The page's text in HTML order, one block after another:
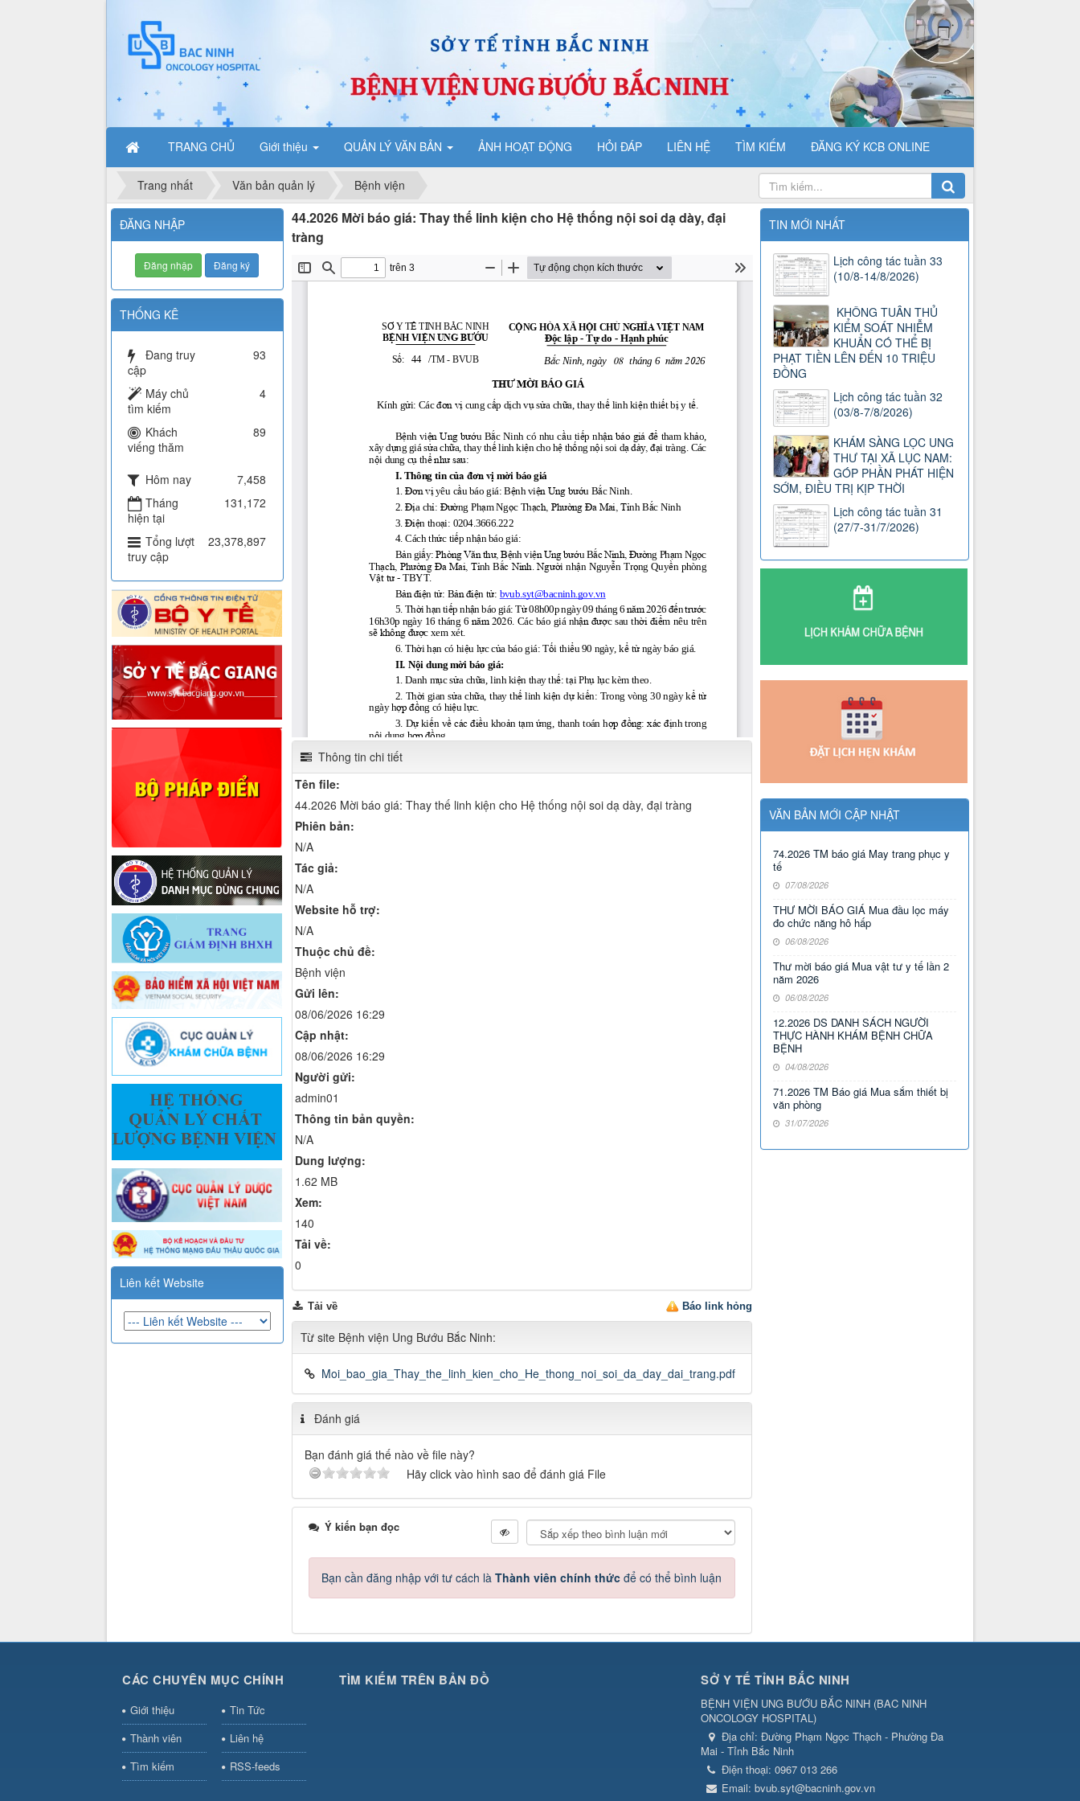
TRANG CHỦ Giới thiệu QUẢN LÝ VĂN BẢN ẢNH HOẠT ĐỘNG HỎI ĐÁP LIÊN HỆ TÌM KIẾM ĐĂNG KÝ KCB ONLINE
Trang nhất Văn bản quản lý Bệnh viện
44.2026 Mời báo giá: Thay thế linh kiện cho Hệ thống nội soi dạ dày, đại
tràng
Thông tin chi tiết
Tên file:
44.2026 Mời báo giá: Thay thế linh kiện cho Hệ thống nội soi dạ dày, đại tràng
Phiên bản:
N/A
Tác giả:
N/A
Website hỗ trợ:
N/A
Thuộc chủ đề:
Bệnh viện
Gửi lên:
08/06/2026 16:29
Cập nhật:
08/06/2026 16:29
Người gửi:
admin01
Thông tin bản quyền:
N/A
Dung lượng:
1.62 MB
Xem:
140
Tải về:
0
Báo link hỏng
Tải về
Từ site Bệnh viện Ung Bướu Bắc Ninh:
Moi_bao_gia_Thay_the_linh_kien_cho_He_thong_noi_soi_da_day_dai_trang.pdf
Đánh giá
Bạn đánh giá thế nào về file này?
Hãy click vào hình sao để đánh giá File
Ý kiến bạn đọc
Bạn cần đăng nhập với tư cách là Thành viên chính thứcđể có thể bình luận
TIN MỚI NHẤT
Lịch công tác tuần 33
(10/8-14/8/2026)
KHÔNG TUÂN THỦ
KIỂM SOÁT NHIỄM
KHUẨN CÓ THỂ BỊ
PHẠT TIỀN LÊN ĐẾN 10 TRIỆU
ĐỒNG
Lịch công tác tuần 32
(03/8-7/8/2026)
KHÁM SÀNG LỌC UNG
THƯ TẠI XÃ LỤC NAM:
GÓP PHẦN PHÁT HIỆN
SỚM, ĐIỀU TRỊ KỊP THỜI
Lịch công tác tuần 31
(27/7-31/7/2026)
VĂN BẢN MỚI CẬP NHẬT
74.2026 TM báo giá May trang phục y
tế
07/08/2026
THƯ MỜI BÁO GIÁ Mua đầu lọc máy
đo chức năng hô hấp
06/08/2026
Thư mời báo giá Mua vật tư y tế lần 2
năm 2026
06/08/2026
12.2026 DS DANH SÁCH NGƯỜI
THỰC HÀNH KHÁM BỆNH CHỮA
BỆNH
04/08/2026
71.2026 TM Báo giá Mua sắm thiết bị
văn phòng
31/07/2026
ĐĂNG NHẬP
Đăng nhập Đăng ký
THỐNG KÊ
Đang truy
cập
93
Máy chủ
tìm kiếm
4
Khách
viếng thăm
89
Hôm nay
7,458
Tháng
hiện tại
131,172
Tổng lượt
truy cập
23,378,897
Liên kết Website
CÁC CHUYÊN MỤC CHÍNH
Giới thiệu
Tin Tức
Thành viên
Liên hệ
Tìm kiếm
RSS-feeds
TÌM KIẾM TRÊN BẢN ĐỒ SỞ Y TẾ TỈNH BẮC NINH
BỆNH VIỆN UNG BƯỚU BẮC NINH (BAC NINH
ONCOLOGY HOSPITAL)
Địa chỉ: Đường Phạm Ngọc Thạch - Phường Đa
Mai - Tỉnh Bắc Ninh
Điện thoại: 0967 013 266
Email: bvub.syt@bacninh.gov.vn